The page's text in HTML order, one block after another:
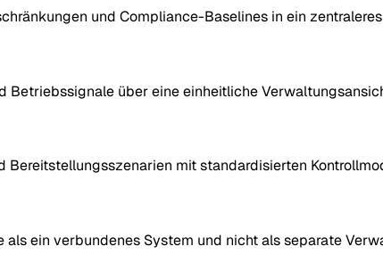
und Compliance-Baselines in ein
Betriebssignale über eine einheitliche
Bereitstellungsszenarien mit standardisierten
ein verbundenes System und nicht als separate